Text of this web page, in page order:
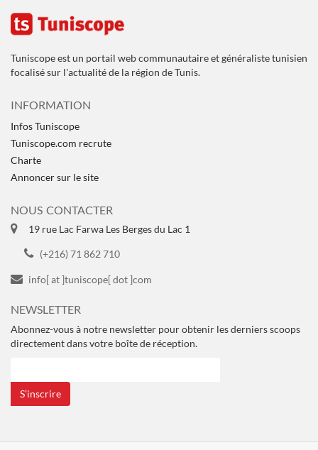
Tuniscope est un portail web communautaire et généraliste tunisien
focalisé sur l'actualité de la région de Tunis.
INFORMATION
Infos Tuniscope
Tuniscope.com recrute
Charte
Annoncer sur le site
NOUS CONTACTER
19 rue Lac Farwa Les Berges du Lac 1
(+216) 71 862 710
info[ at ]tuniscope[ dot ]com
NEWSLETTER
Abonnez-vous à notre newsletter pour obtenir les derniers scoops
directement dans votre boîte de réception.
S’inscrire